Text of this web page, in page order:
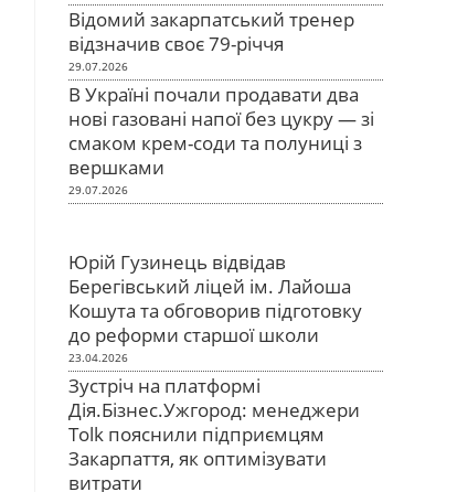
Відомий закарпатський тренер
відзначив своє 79-річчя
29.07.2026
В Україні почали продавати два
нові газовані напої без цукру — зі
смаком крем-соди та полуниці з
вершками
29.07.2026
Юрій Гузинець відвідав
Берегівський ліцей ім. Лайоша
Кошута та обговорив підготовку
до реформи старшої школи
23.04.2026
Зустріч на платформі
Дія.Бізнес.Ужгород: менеджери
Tolk пояснили підприємцям
Закарпаття, як оптимізувати
витрати